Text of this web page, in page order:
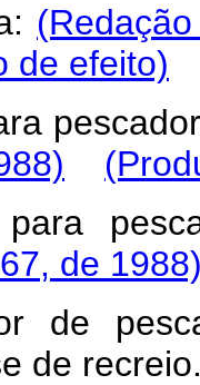
de efeito)
de
de
de